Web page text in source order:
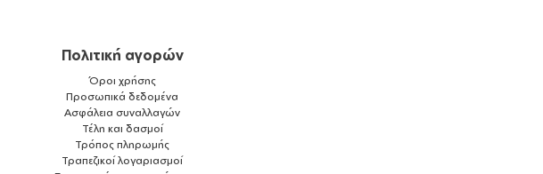
Πολιτική αγορών
Όροι χρήσης
Προσωπικά δεδομένα
Ασφάλεια συναλλαγών
Τέλη και δασμοί
Τρόπος πληρωμής
Τραπεζικοί λογαριασμοί